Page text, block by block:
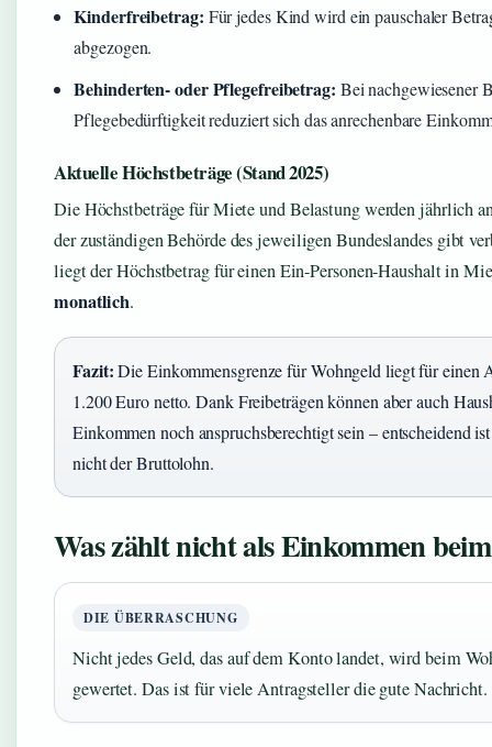
Kinderfreibetrag: Für jedes Kind wird ein pauschaler
abgezogen.
Behinderten- oder Pflegefreibetrag: Bei nachgewiesener
Pflegebedürftigkeit reduziert sich das anrechenbare
Aktuelle Höchstbeträge (Stand 2025)
Die Höchstbeträge für Miete und Belastung werden jährlich
der zuständigen Behörde des jeweiligen Bundeslandes gibt
liegt der Höchstbetrag für einen Ein-Personen-Haushalt in
monatlich.
Fazit:Die Einkommensgrenze für Wohngeld liegt für einen
1.200 Euro netto. Dank Freibeträgen können aber auch
Einkommen noch anspruchsberechtigt sein – entscheidend
nicht der Bruttolohn.
Was zählt nicht als Einkommen
DIE ÜBERRASCHUNG
Nicht jedes Geld, das auf dem Konto landet, wird beim
gewertet. Das ist für viele Antragsteller die gute Nachricht.